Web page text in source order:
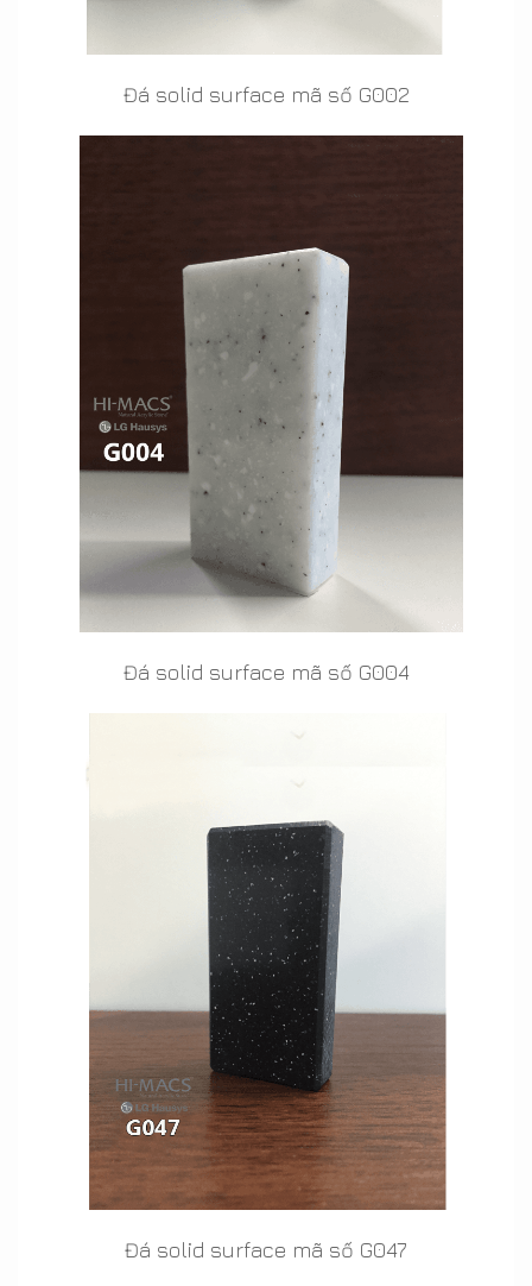
Đá solid surface mã số G002
Đá solid surface mã số G004
Đá solid surface mã số G047